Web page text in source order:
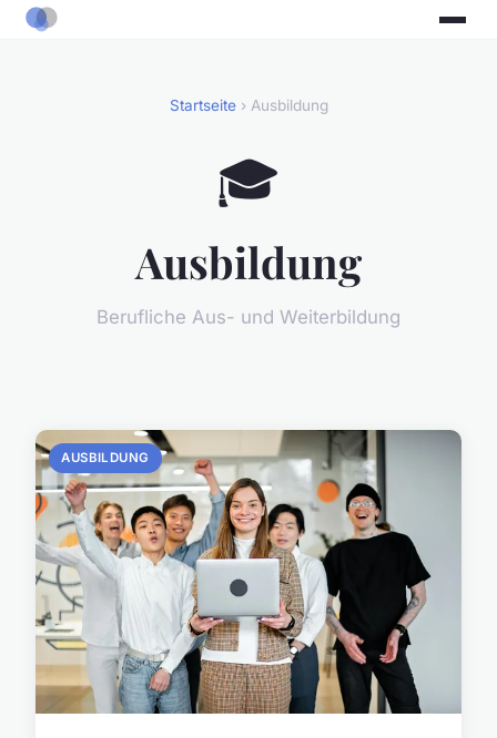
Startseite› Ausbildung
🎓
Ausbildung
Berufliche Aus- und Weiterbildung
AUSBILDUNG